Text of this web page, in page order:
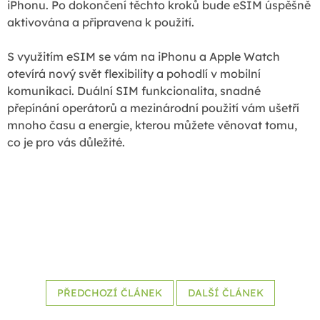
iPhonu. Po dokončení těchto kroků bude eSIM úspěšně
aktivována a připravena k použití.
S využitím eSIM se vám na iPhonu a Apple Watch
otevírá nový svět flexibility a pohodlí v mobilní
komunikaci. Duální SIM funkcionalita, snadné
přepínání operátorů a mezinárodní použití vám ušetří
mnoho času a energie, kterou můžete věnovat tomu,
co je pro vás důležité.
PŘEDCHOZÍ ČLÁNEK DALŠÍ ČLÁNEK